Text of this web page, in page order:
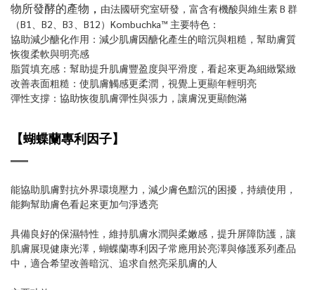
物所發酵的產物 ， 由法國研究室研發，富含有機酸與維生素 B 群
（B1、B2、B3、B12）Kombuchka™ 主要特色：
協助減少醣化作用：減少肌膚因醣化產生的暗沉與粗糙，幫助膚質
恢復柔軟與明亮感
脂質填充感：幫助提升肌膚豐盈度與平滑度，看起來更為細緻緊緻
改善表面粗糙：使肌膚觸感更柔潤，視覺上更顯年輕明亮
彈性支撐：協助恢復肌膚彈性與張力，讓膚況更顯飽滿
【蝴蝶蘭專利因子】
能協助肌膚對抗外界環境壓力，減少膚色黯沉的困擾，持續使用，
能夠幫助膚色看起來更加勻淨透亮
具備良好的保濕特性，維持肌膚水潤與柔嫩感，提升屏障防護，讓
肌膚展現健康光澤，蝴蝶蘭專利因子常應用於亮澤與修護系列產品
中，適合希望改善暗沉、追求自然亮采肌膚的人